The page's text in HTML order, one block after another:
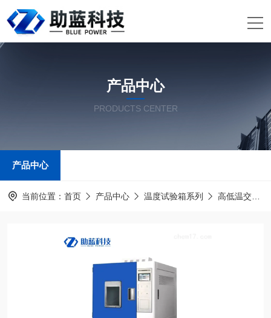
产品中心
PRODUCTS CENTER
产品中心
当前位置： 首页 产品中心 温度试验箱系列 高低温交变湿热试验箱